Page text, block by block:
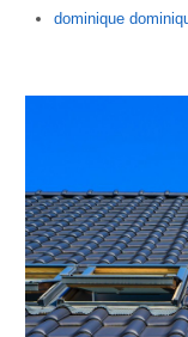
Author
dominique